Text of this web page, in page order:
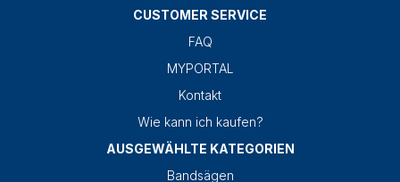
CUSTOMER SERVICE
FAQ
MYPORTAL
Kontakt
Wie kann ich kaufen?
AUSGEWÄHLTE KATEGORIEN
Bandsägen